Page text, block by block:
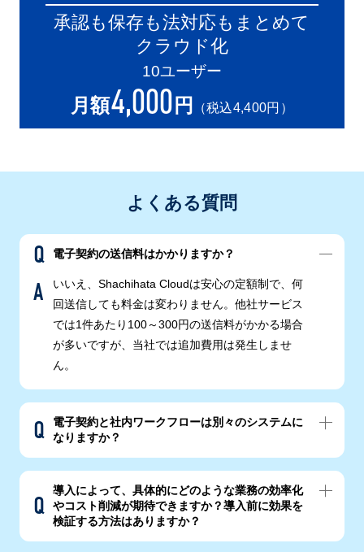
承認も保存も法対応もまとめて
クラウド化
10ユーザー
月額4,000 円 （税込4,400円）
よくある質問
電子契約の送信料はかかりますか？
いいえ、Shachihata Cloudは安心の定額制で、何
回送信しても料金は変わりません。他社サービス
では1件あたり100～300円の送信料がかかる場合
が多いですが、当社では追加費用は発生しませ
ん。
電子契約と社内ワークフローは別々のシステムに
なりますか？
導入によって、具体的にどのような業務の効率化
やコスト削減が期待できますか？導入前に効果を
検証する方法はありますか？